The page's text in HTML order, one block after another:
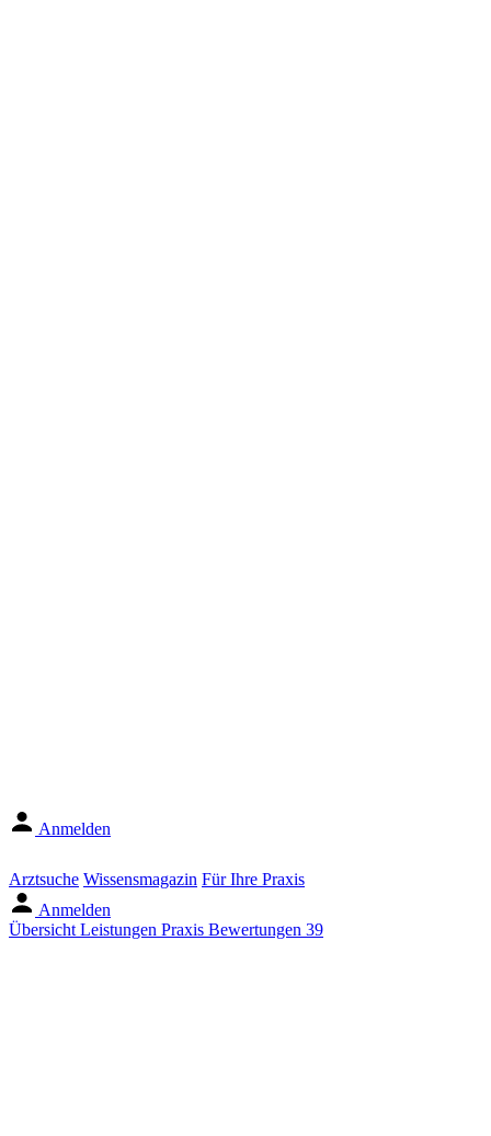
Anmelden
Arztsuche Wissensmagazin Für Ihre Praxis
Anmelden
Übersicht Leistungen Praxis Bewertungen 39